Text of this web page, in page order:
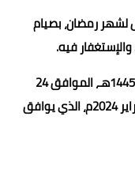
رمضان، بصيام
والإستغفار فيه.
تبدأ مع غروب شمس يوم السبت 14 شعبان 1445هـ، الموافق 24
فبراير 2024م، وتنتهي مع فجر الأحد 25 فبراير 2024م، الذي يوافق